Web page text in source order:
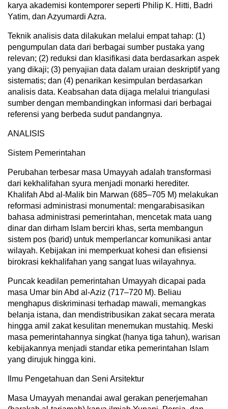
karya akademisi kontemporer seperti Philip K. Hitti, Badri
Yatim, dan Azyumardi Azra.
Teknik analisis data dilakukan melalui empat tahap: (1)
pengumpulan data dari berbagai sumber pustaka yang
relevan; (2) reduksi dan klasifikasi data berdasarkan aspek
yang dikaji; (3) penyajian data dalam uraian deskriptif yang
sistematis; dan (4) penarikan kesimpulan berdasarkan
analisis data. Keabsahan data dijaga melalui triangulasi
sumber dengan membandingkan informasi dari berbagai
referensi yang berbeda sudut pandangnya.
ANALISIS
Sistem Pemerintahan
Perubahan terbesar masa Umayyah adalah transformasi
dari kekhalifahan syura menjadi monarki herediter.
Khalifah Abd al-Malik bin Marwan (685–705 M) melakukan
reformasi administrasi monumental: mengarabisasikan
bahasa administrasi pemerintahan, mencetak mata uang
dinar dan dirham Islam berciri khas, serta membangun
sistem pos (barid) untuk memperlancar komunikasi antar
wilayah. Kebijakan ini memperkuat kohesi dan efisiensi
birokrasi kekhalifahan yang sangat luas wilayahnya.
Puncak keadilan pemerintahan Umayyah dicapai pada
masa Umar bin Abd al-Aziz (717–720 M). Beliau
menghapus diskriminasi terhadap mawali, memangkas
belanja istana, dan mendistribusikan zakat secara merata
hingga amil zakat kesulitan menemukan mustahiq. Meski
masa pemerintahannya singkat (hanya tiga tahun), warisan
kebijakannya menjadi standar etika pemerintahan Islam
yang dirujuk hingga kini.
Ilmu Pengetahuan dan Seni Arsitektur
Masa Umayyah menandai awal gerakan penerjemahan